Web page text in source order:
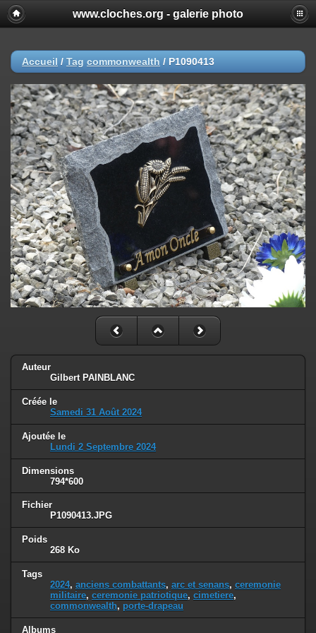
www.cloches.org - galerie photo
Accueil / Tag commonwealth / P1090413
Auteur
Gilbert PAINBLANC
Créée le
Samedi 31 Août 2024
Ajoutée le
Lundi 2 Septembre 2024
Dimensions
794*600
Fichier
P1090413.JPG
Poids
268 Ko
Tags
2024, anciens combattants, arc et senans, ceremonie
militaire, ceremonie patriotique, cimetiere,
commonwealth, porte-drapeau
Albums